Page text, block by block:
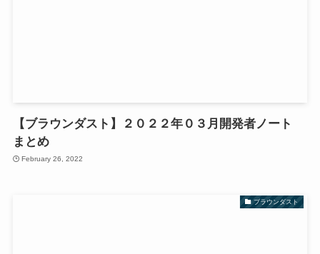
【ブラウンダスト】２０２２年０３月開発者ノート
まとめ
February 26, 2022
ブラウンダスト